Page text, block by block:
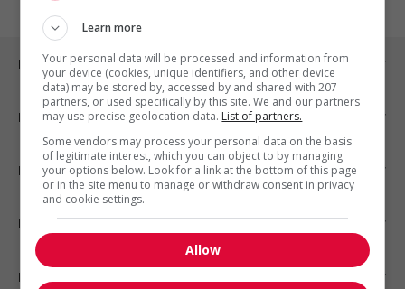
Emplois par ville
Emplois par secteur
Emplois par statut
Emplois par type
Nos suggestions
Learn more
Your personal data will be processed and information from
your device (cookies, unique identifiers, and other device
data) may be stored by, accessed by and shared with 207
partners, or used specifically by this site. We and our partners
may use precise geolocation data. List of partners.
Some vendors may process your personal data on the basis
of legitimate interest, which you can object to by managing
your options below. Look for a link at the bottom of this page
or in the site menu to manage or withdraw consent in privacy
and cookie settings.
Allow